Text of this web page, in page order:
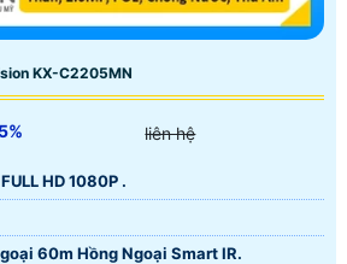
KX-C2205MN
liên hệ
FULL HD 1080P .
60m Hồng Ngoại Smart IR.